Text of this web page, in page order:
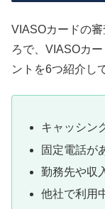
VIASOカードの
ろで、VIASOカ
ントを6つ紹介し
キャッシン
固定電話が
勤務先や収
他社で利用